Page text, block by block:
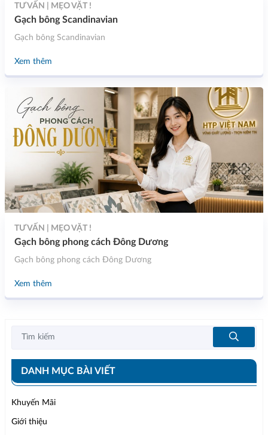
TƯ VẤN | MẸO VẶT !
Gạch bông Scandinavian
Gạch bông Scandinavian
Xem thêm
TƯ VẤN | MẸO VẶT !
Gạch bông phong cách Đông Dương
Gạch bông phong cách Đông Dương
Xem thêm
DANH MỤC BÀI VIẾT
Khuyến Mãi
Giới thiệu